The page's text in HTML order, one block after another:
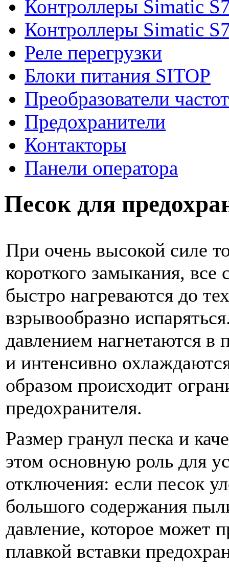
Контроллеры Simatic
Контроллеры Simatic
Реле перегрузки
Блоки питания SITOP
Преобразователи
Предохранители
Контакторы
Панели оператора
Песок для
При очень высокой силе
короткого замыкания,
быстро нагреваются до
взрывообразно
давлением нагнетаются в
и интенсивно
образом происходит
предохранителя.
Размер гранул песка и
этом основную роль для
отключения: если песок
большого содержания
давление, которое может
плавкой вставки